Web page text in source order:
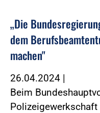
„Die
dem
machen"
26.04.2024 |
Beim